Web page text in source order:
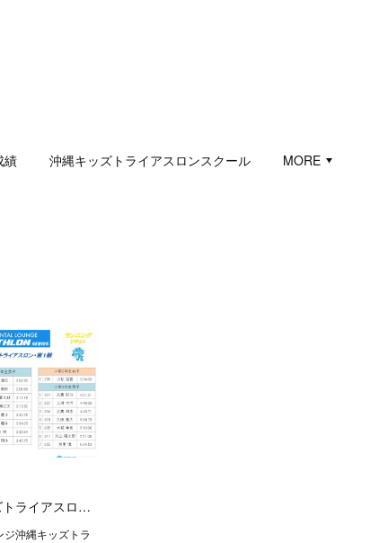
績 沖縄キッズトライアスロンスクール MORE
ライアスロ…
沖縄キッズトラ